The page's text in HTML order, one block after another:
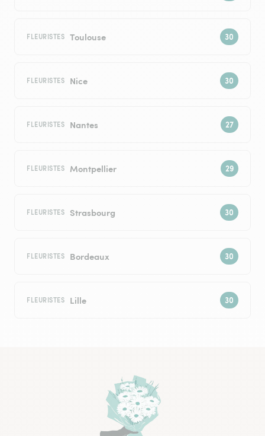
FLEURISTES Toulouse
FLEURISTES Nice
FLEURISTES Nantes
FLEURISTES Montpellier
FLEURISTES Strasbourg
FLEURISTES Bordeaux
FLEURISTES Lille